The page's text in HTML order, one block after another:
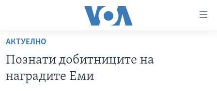
пристапност
Премини
на
главната
ФОТОГАЛЕРИИ
АКТУЕЛНО
Познати добитниците на
наградите Еми